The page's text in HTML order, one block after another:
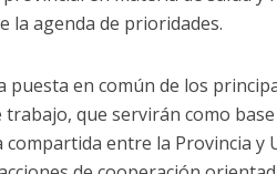
la agenda de prioridades.
puesta en común de los
trabajo, que servirán como
entre la Provincia y